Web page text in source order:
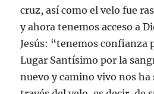
cruz, así como el velo fue
y ahora tenemos acceso a
Jesús: “tenemos confianza
Lugar Santísimo por la
nuevo y camino vivo nos ha